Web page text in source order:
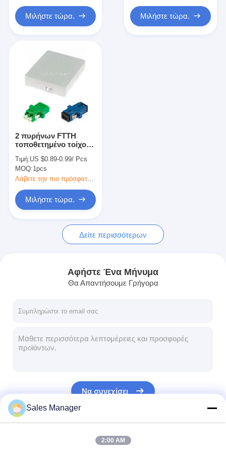
Τμήματα ΠΡΩΘΥΠΟΥΡΓΟΥ και υψηλής δύναμης
Μιλήστε τώρα. Μιλήστε τώρα.
2 πυρήνων FTTH
τοποθετημένο τοίχος
παράθυρο λήξης
τύπων εσωτερικό για
το καλώδιο οπτικών
ινών
Τιμή:US $0.89-0.99/ Pcs
MOQ:1pcs
Λάβετε την πιο πρόσφατη τιμή
Μιλήστε τώρα.
Δείτε περισσότερων
Αφήστε Ένα Μήνυμα
Θα Απαντήσουμε Γρήγορα
Να συνεχίσει
Sales Manager
2:00 AM